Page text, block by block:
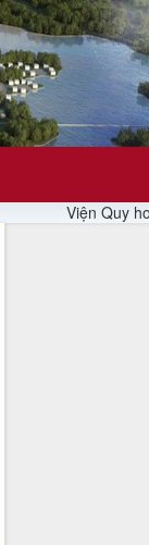
tham dự Hội nghị